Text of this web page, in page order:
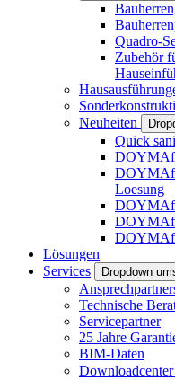
Quadro-
Zubehör
Neuheiten
Quick
Loesung
Lösungen
Services
Dropdown
Technische
Servicepartner
25 Jahre
BIM-Daten
Downloadcenter